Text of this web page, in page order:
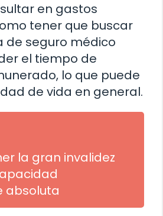
en gastos
tener que buscar
de seguro médico
el tiempo de
lo que puede
de vida en general.
la gran invalidez
absoluta